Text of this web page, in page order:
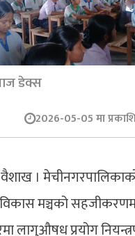
डेक्स
2026-05-05 मा
वैशाख ।
मञ्चको
लागुऔषध प्रयोग